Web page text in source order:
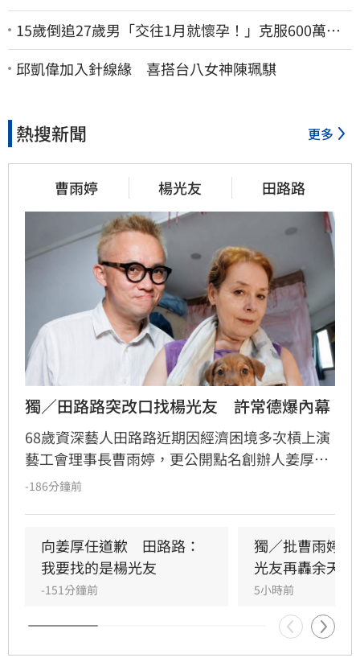
15歲倒追27歲男「交往1月就懷孕！」克服600萬債
務 36歲美魔女當阿嬤了
邱凱偉加入針線緣 喜搭台八女神陳珮騏
熱搜新聞 更多
曹雨婷 楊光友 田路路
獨／田路路突改口找楊光友　許常德爆內幕
68歲資深藝人田路路近期因經濟困境多次槓上演
藝工會理事長曹雨婷，更公開點名創辦人姜厚任
出面，事後卻發文坦言搞錯對象，真正想找的是
德出面緩頰，建議田路路應先安頓好生活，並提
議透過口述歷史記錄資深藝人的故事。許常德同
時批評現任理事長曹雨婷不應神隱，呼籲工會應
展現具體作為照顧資深藝人，而非僅提供勞健保
功能。整起事件引發關注，田路路則強調目前先
處理身體狀況，後續發展仍待觀察。
-186分鐘前
向姜厚任道歉　田路路：
我要找的是楊光友
-151分鐘前
獨／批曹雨婷
光友再轟余天工
5小時前